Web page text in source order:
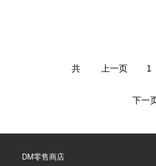
共 上一页 1
下一
DM零售商店